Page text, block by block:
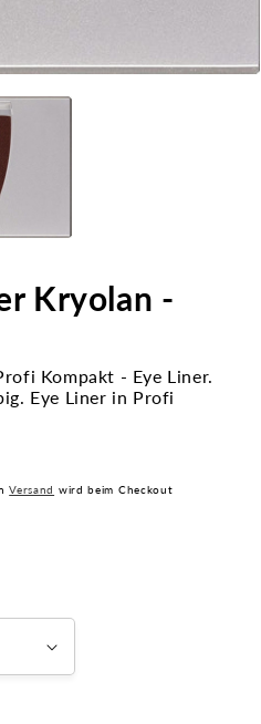
Kryolan -
Kompakt - Eye Liner.
Eye Liner in Profi
Versand wird beim Checkout